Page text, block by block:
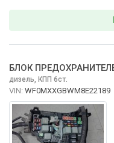
БЛОК
дизель, КПП 6ст.
VIN: WF0MXXGBWM8E22189